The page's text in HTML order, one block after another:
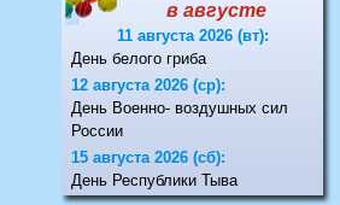
в августе
11 августа 2026 (вт):
День белого гриба
12 августа 2026 (ср):
День Военно- воздушных сил
России
15 августа 2026 (сб):
День Республики Тыва